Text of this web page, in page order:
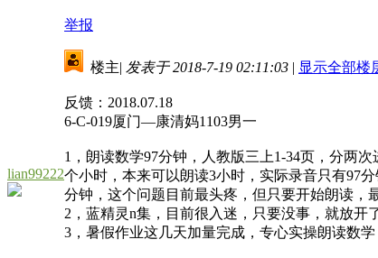
举报
lian99222
楼主| 发表于 2018-7-19 02:11:03 | 显示全部楼
反馈：2018.07.18
6-C-019厦门—康清妈1103男一
1，朗读数学97分钟，人教版三上1-34页，分两
个小时，本来可以朗读3小时，实际录音只有97
分钟，这个问题目前最头疼，但只要开始朗读，
2，蓝精灵n集，目前很入迷，只要没事，就放开
3，暑假作业这几天加量完成，专心实操朗读数